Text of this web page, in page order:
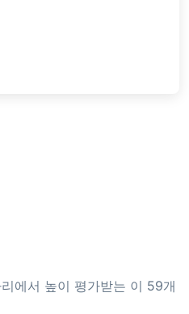
에서 높이 평가받는 이 59개